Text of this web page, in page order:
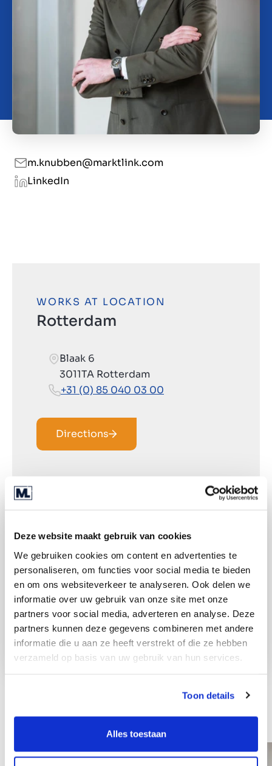
Deze website maakt gebruik van cookies
We gebruiken cookies om content en advertenties te
personaliseren, om functies voor social media te bieden
en om ons websiteverkeer te analyseren. Ook delen we
informatie over uw gebruik van onze site met onze
partners voor social media, adverteren en analyse. Deze
partners kunnen deze gegevens combineren met andere
informatie die u aan ze heeft verstrekt of die ze hebben
verzameld op basis van uw gebruik van hun services.
Toon details
Alles toestaan
m.knubben@marktlink.com
LinkedIn
WORKS AT LOCATION
Rotterdam
Blaak 6
3011TA Rotterdam
+31 (0) 85 040 03 00
Directions
Other colleagues